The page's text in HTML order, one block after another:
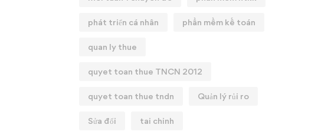
phát triển cá nhân phần mềm kế toán
quan ly thue
quyet toan thue TNCN 2012
quyet toan thue tndn Quản lý rủi ro
Sửa đổi tai chinh